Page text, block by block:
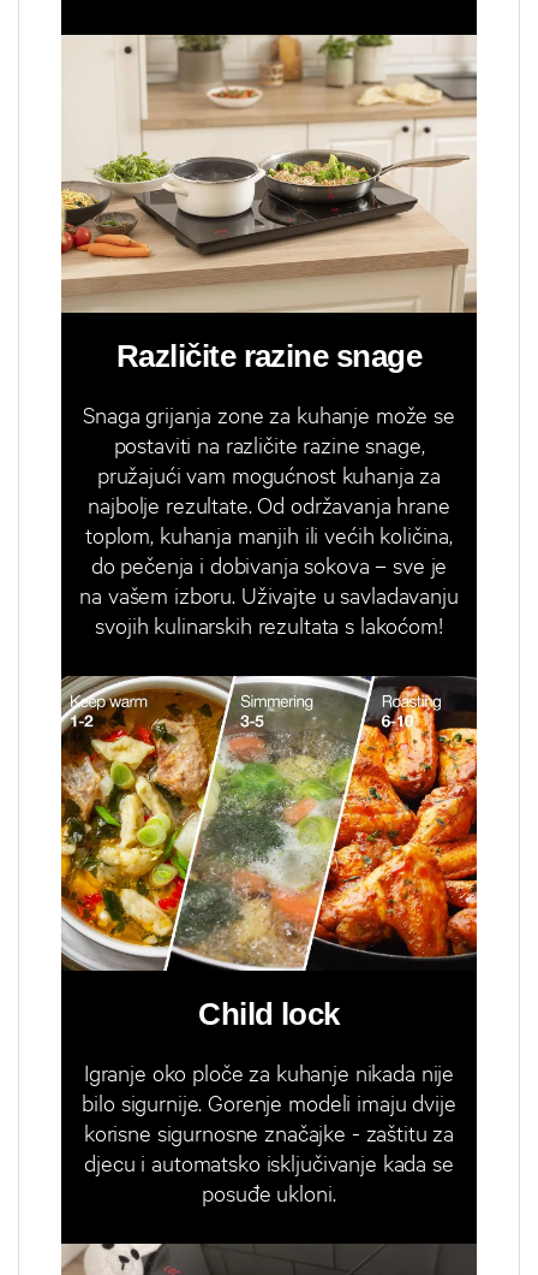
Različite razine snage
Snaga grijanja zone za kuhanje može se
postaviti na različite razine snage,
pružajući vam mogućnost kuhanja za
najbolje rezultate. Od održavanja hrane
toplom, kuhanja manjih ili većih količina,
do pečenja i dobivanja sokova – sve je
na vašem izboru. Uživajte u savladavanju
svojih kulinarskih rezultata s lakoćom!
Child lock
Igranje oko ploče za kuhanje nikada nije
bilo sigurnije. Gorenje modeli imaju dvije
korisne sigurnosne značajke - zaštitu za
djecu i automatsko isključivanje kada se
posuđe ukloni.